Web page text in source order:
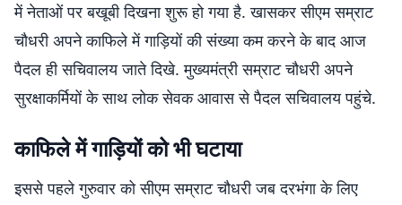
में नेताओं पर बखूबी दिखना शुरू हो गया है. खासकर सीएम सम्राट
चौधरी अपने काफिले में गाड़ियों की संख्या कम करने के बाद आज
पैदल ही सचिवालय जाते दिखे. मुख्यमंत्री सम्राट चौधरी अपने
सुरक्षाकर्मियों के साथ लोक सेवक आवास से पैदल सचिवालय पहुंचे.
काफिले में गाड़ियों को भी घटाया
इससे पहले गुरुवार को सीएम सम्राट चौधरी जब दरभंगा के लिए